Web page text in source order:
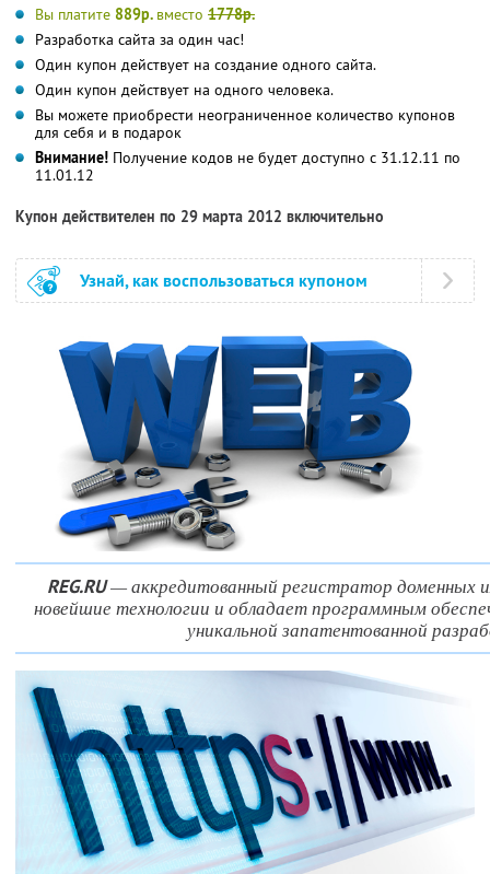
Вы платите 889р. вместо 1778р.
Разработка сайта за один час!
Один купон действует на создание одного сайта.
Один купон действует на одного человека.
Вы можете приобрести неограниченное количество купонов
для себя и в подарок
Внимание! Получение кодов не будет доступно с 31.12.11 по
11.01.12
Купон действителен по 29 марта 2012 включительно
Узнай, как воспользоваться купоном
REG.RU— аккредитованный регистратор доменных
новейшие технологии и обладает программным
уникальной запатентованной